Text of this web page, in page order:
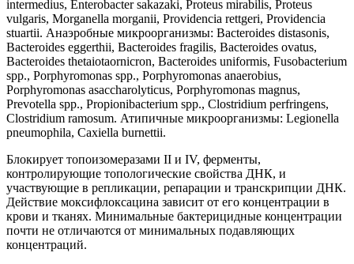
intermedius, Enterobacter sakazaki, Proteus mirabilis, Proteus
vulgaris, Morganella morganii, Providencia rettgeri, Providencia
stuartii. Анаэробные микроорганизмы: Bacteroides distasonis,
Bacteroides eggerthii, Bacteroides fragilis, Bacteroides ovatus,
Bacteroides thetaiotaornicron, Bacteroides uniformis, Fusobacterium
spp., Porphyromonas spp., Porphyromonas anaerobius,
Porphyromonas asaccharolyticus, Porphyromonas magnus,
Prevotella spp., Propionibacterium spp., Clostridium perfringens,
Clostridium ramosum. Атипичные микроорганизмы: Legionella
pneumophila, Caxiella burnettii.
Блокирует топоизомеразами II и IV, ферменты,
контролирующие топологические свойства ДНК, и
участвующие в репликации, репарации и транскрипции ДНК.
Действие моксифлоксацина зависит от его концентрации в
крови и тканях. Минимальные бактерицидные концентрации
почти не отличаются от минимальных подавляющих
концентраций.